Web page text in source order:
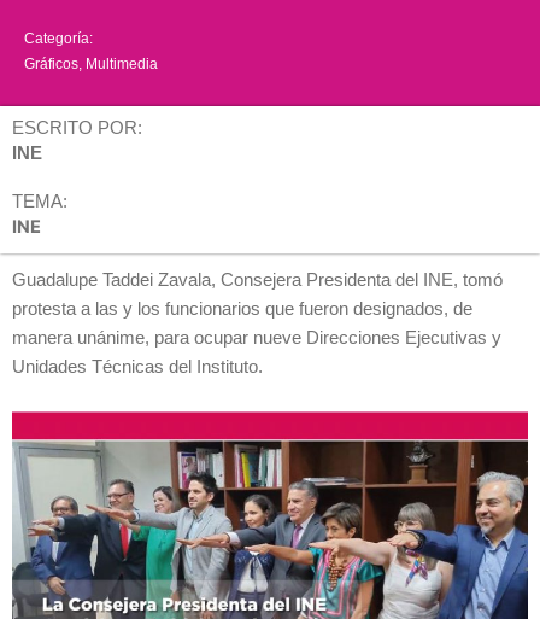
Categoría:
Gráficos Multimedia
ESCRITO POR:
INE
TEMA:
INE
Guadalupe Taddei Zavala, Consejera Presidenta del INE, tomó
protesta a las y los funcionarios que fueron designados, de
manera unánime, para ocupar nueve Direcciones Ejecutivas y
Unidades Técnicas del Instituto.